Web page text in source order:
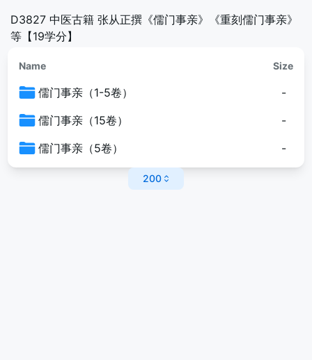
D3827 中医古籍 张从正撰《儒门事亲》《重刻儒门事亲》
等【19学分】
Name Size
儒门事亲（1-5卷）
-
儒门事亲（15卷）
-
儒门事亲（5卷）
-
200